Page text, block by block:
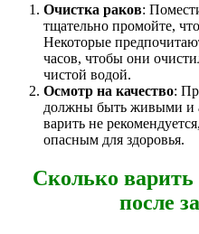
Очистка раков:
тщательно промойте,
Некоторые
часов, чтобы они
чистой водой.
Осмотр на качество:
должны быть живыми и
варить не
опасным для здоровья.
Сколько
после